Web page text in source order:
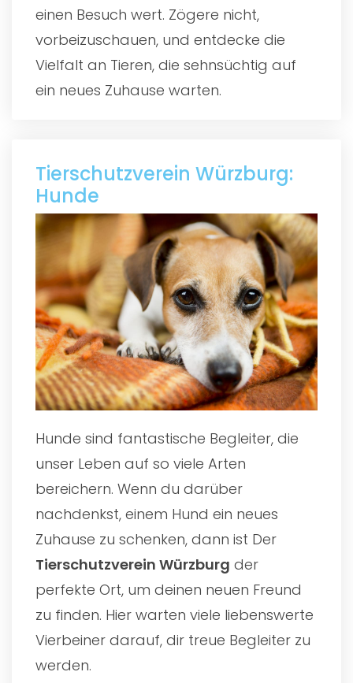
einen Besuch wert. Zögere nicht,
vorbeizuschauen, und entdecke die
Vielfalt an Tieren, die sehnsüchtig auf
ein neues Zuhause warten.
Tierschutzverein Würzburg:
Hunde
Hunde sind fantastische Begleiter, die
unser Leben auf so viele Arten
bereichern. Wenn du darüber
nachdenkst, einem Hund ein neues
Zuhause zu schenken, dann ist Der
Tierschutzverein Würzburg der
perfekte Ort, um deinen neuen Freund
zu finden. Hier warten viele liebenswerte
Vierbeiner darauf, dir treue Begleiter zu
werden.